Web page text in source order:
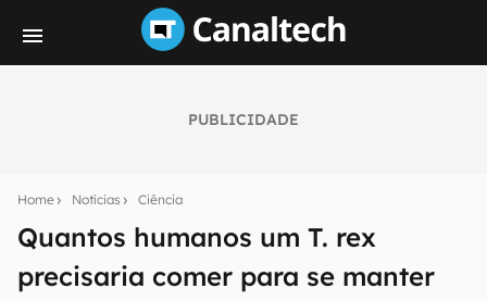
PUBLICIDADE
Home Notícias Ciência
Quantos humanos um T. rex
precisaria comer para se manter
notícias e reviews sobre tecnologia em primeira
E-mail